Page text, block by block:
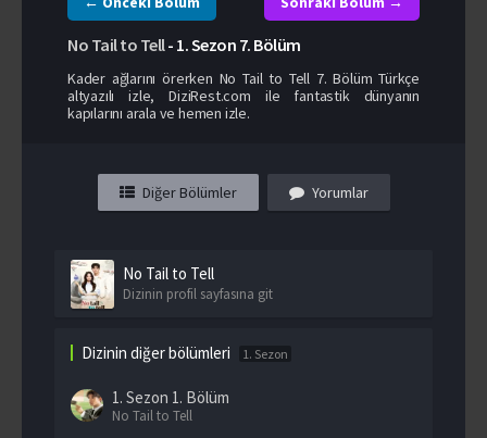
No Tail to Tell- 1. Sezon 7. Bölüm
Kader ağlarını örerken No Tail to Tell 7. Bölüm Türkçe
altyazılı izle, DiziRest.com ile fantastik dünyanın
kapılarını arala ve hemen izle.
Diğer Bölümler Yorumlar
No Tail to Tell
Dizinin profil sayfasına git
Dizinin diğer bölümleri 1. Sezon
1. Sezon 1. Bölüm
No Tail to Tell